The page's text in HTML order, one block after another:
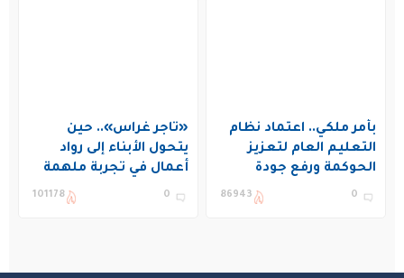
بأمر ملكي.. اعتماد نظام
التعليم العام لتعزيز
الحوكمة ورفع جودة
التعليم في المملكة
0
86943
«تاجر غراس».. حين
يتحول الأبناء إلى رواد
أعمال في تجربة ملهمة
بنادي غراس الصيفي
0
101178